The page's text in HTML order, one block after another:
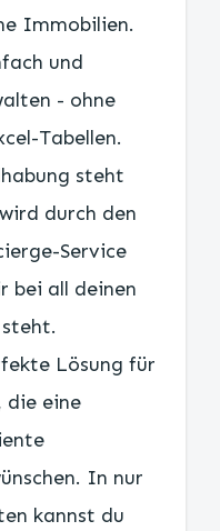
Immobilien.
und
- ohne
Tabellen.
steht
durch den
Service
bei all deinen
Lösung für
die eine
In nur
kannst du